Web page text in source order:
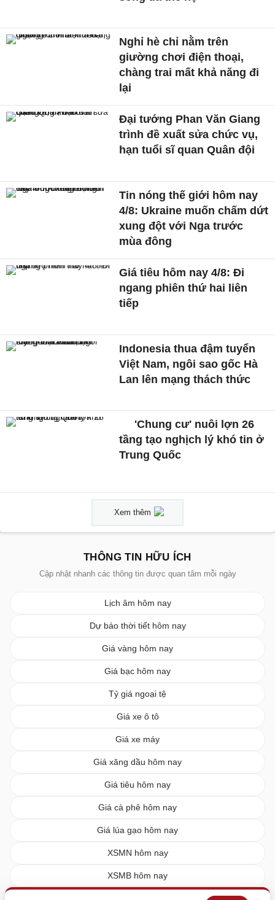
Nghỉ hè chỉ nằm trên
giường chơi điện thoại,
chàng trai mất khả năng đi
lại
Đại tướng Phan Văn Giang
trình đề xuất sửa chức vụ,
hạn tuổi sĩ quan Quân đội
Tin nóng thế giới hôm nay
4/8: Ukraine muốn chấm dứt
xung đột với Nga trước
mùa đông
Giá tiêu hôm nay 4/8: Đi
ngang phiên thứ hai liên
tiếp
Indonesia thua đậm tuyển
Việt Nam, ngôi sao gốc Hà
Lan lên mạng thách thức
'Chung cư' nuôi lợn 26
tầng tạo nghịch lý khó tin ở
Trung Quốc
Xem thêm
THÔNG TIN HỮU ÍCH
Cập nhật nhanh các thông tin được quan tâm mỗi ngày
Lịch âm hôm nay
Dự báo thời tiết hôm nay
Giá vàng hôm nay
Giá bạc hôm nay
Tỷ giá ngoại tệ
Giá xe ô tô
Giá xe máy
Giá xăng dầu hôm nay
Giá tiêu hôm nay
Giá cà phê hôm nay
Giá lúa gạo hôm nay
XSMN hôm nay
XSMB hôm nay